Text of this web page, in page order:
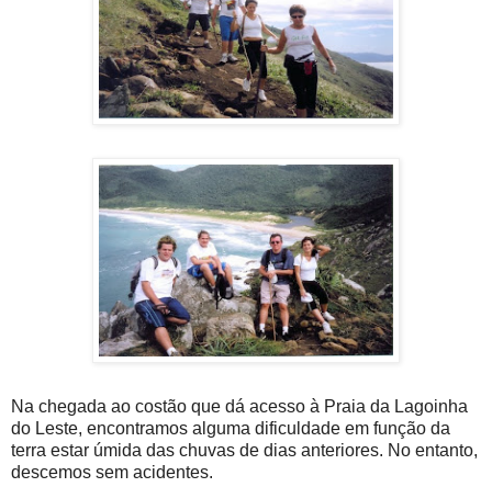
Na chegada ao costão que dá acesso à Praia da Lagoinha
do Leste, encontramos alguma dificuldade em função da
terra estar úmida das chuvas de dias anteriores. No entanto,
descemos sem acidentes.